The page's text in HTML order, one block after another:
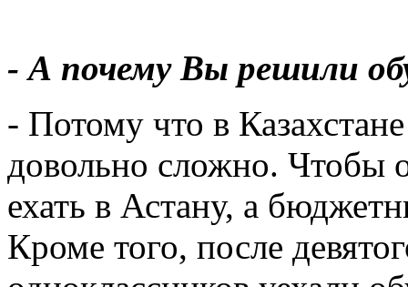
- А почему Вы решили
- Потому что в
довольно сложно. Чтобы
ехать в Астану, а
Кроме того, после